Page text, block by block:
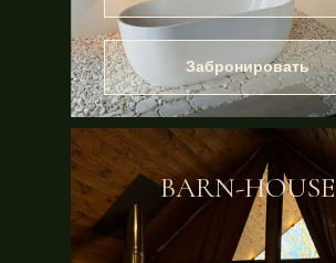
BARN-HOUSE
Забронировать